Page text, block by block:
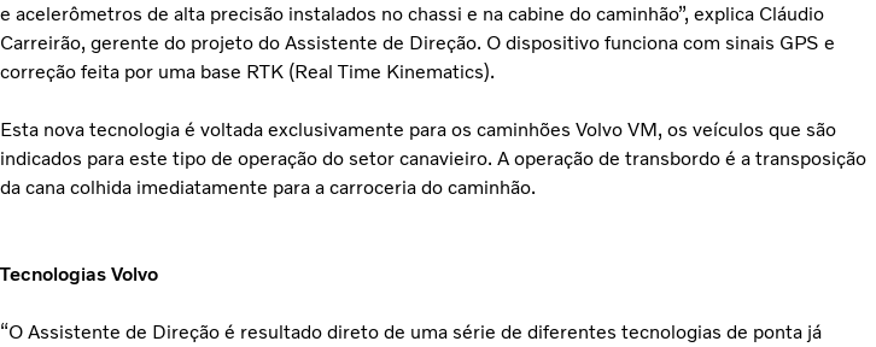
e acelerômetros de alta precisão instalados no chassi e na cabine do caminhão”, explica Cláudio
Carreirão, gerente do projeto do Assistente de Direção. O dispositivo funciona com sinais GPS e
correção feita por uma base RTK (Real Time Kinematics).
Esta nova tecnologia é voltada exclusivamente para os caminhões Volvo VM, os veículos que são
indicados para este tipo de operação do setor canavieiro. A operação de transbordo é a transposição
da cana colhida imediatamente para a carroceria do caminhão.
Tecnologias Volvo
“O Assistente de Direção é resultado direto de uma série de diferentes tecnologias de ponta já